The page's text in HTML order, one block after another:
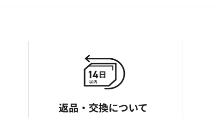
返品・交換について